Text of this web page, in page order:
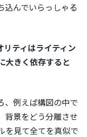
込んでいらっしゃる
リティはライティン
大きく依存すると
、例えば構図の中で
背景をどう分離させ
を見て全てを真似で